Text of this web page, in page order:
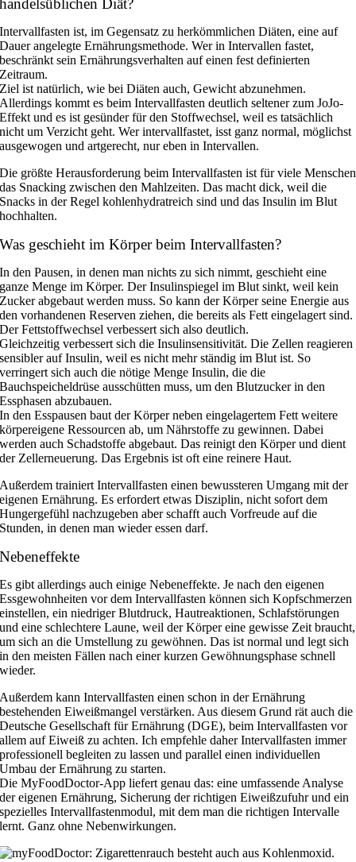
handelsüblichen Diät?
Intervallfasten ist, im Gegensatz zu herkömmlichen Diäten, eine auf
Dauer angelegte Ernährungsmethode. Wer in Intervallen fastet,
beschränkt sein Ernährungsverhalten auf einen fest definierten
Zeitraum.
Ziel ist natürlich, wie bei Diäten auch, Gewicht abzunehmen.
Allerdings kommt es beim Intervallfasten deutlich seltener zum JoJo-
Effekt und es ist gesünder für den Stoffwechsel, weil es tatsächlich
nicht um Verzicht geht. Wer intervallfastet, isst ganz normal, möglichst
ausgewogen und artgerecht, nur eben in Intervallen.
Die größte Herausforderung beim Intervallfasten ist für viele Menschen
das Snacking zwischen den Mahlzeiten. Das macht dick, weil die
Snacks in der Regel kohlenhydratreich sind und das Insulin im Blut
hochhalten.
Was geschieht im Körper beim Intervallfasten?
In den Pausen, in denen man nichts zu sich nimmt, geschieht eine
ganze Menge im Körper. Der Insulinspiegel im Blut sinkt, weil kein
Zucker abgebaut werden muss. So kann der Körper seine Energie aus
den vorhandenen Reserven ziehen, die bereits als Fett eingelagert sind.
Der Fettstoffwechsel verbessert sich also deutlich.
Gleichzeitig verbessert sich die Insulinsensitivität. Die Zellen reagieren
sensibler auf Insulin, weil es nicht mehr ständig im Blut ist. So
verringert sich auch die nötige Menge Insulin, die die
Bauchspeicheldrüse ausschütten muss, um den Blutzucker in den
Essphasen abzubauen.
In den Esspausen baut der Körper neben eingelagertem Fett weitere
körpereigene Ressourcen ab, um Nährstoffe zu gewinnen. Dabei
werden auch Schadstoffe abgebaut. Das reinigt den Körper und dient
der Zellerneuerung. Das Ergebnis ist oft eine reinere Haut.
Außerdem trainiert Intervallfasten einen bewussteren Umgang mit der
eigenen Ernährung. Es erfordert etwas Disziplin, nicht sofort dem
Hungergefühl nachzugeben aber schafft auch Vorfreude auf die
Stunden, in denen man wieder essen darf.
Nebeneffekte
Es gibt allerdings auch einige Nebeneffekte. Je nach den eigenen
Essgewohnheiten vor dem Intervallfasten können sich Kopfschmerzen
einstellen, ein niedriger Blutdruck, Hautreaktionen, Schlafstörungen
und eine schlechtere Laune, weil der Körper eine gewisse Zeit braucht,
um sich an die Umstellung zu gewöhnen. Das ist normal und legt sich
in den meisten Fällen nach einer kurzen Gewöhnungsphase schnell
wieder.
Außerdem kann Intervallfasten einen schon in der Ernährung
bestehenden Eiweißmangel verstärken. Aus diesem Grund rät auch die
Deutsche Gesellschaft für Ernährung (DGE), beim Intervallfasten vor
allem auf Eiweiß zu achten. Ich empfehle daher Intervallfasten immer
professionell begleiten zu lassen und parallel einen individuellen
Umbau der Ernährung zu starten.
Die MyFoodDoctor-App liefert genau das: eine umfassende Analyse
der eigenen Ernährung, Sicherung der richtigen Eiweißzufuhr und ein
spezielles Intervallfastenmodul, mit dem man die richtigen Intervalle
lernt. Ganz ohne Nebenwirkungen.